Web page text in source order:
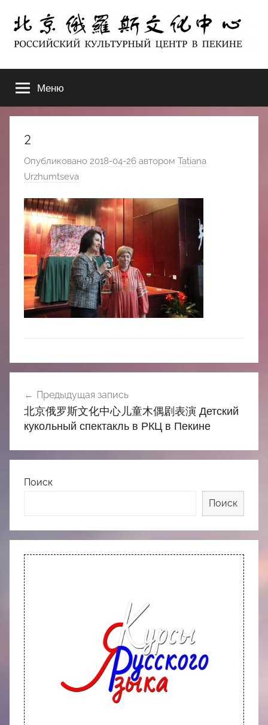
содержимому
北
京
俄
罗
斯
文
化
中
心
ЦЕНТР
В
ПЕКИНЕ
Меню
2
Опубликовано 2018-04-26 автором Tatiana
Urzhumtseva
по
записям
Предыдущая запись
北京俄罗斯文化中心儿童木偶剧表演 Детский
кукольный спектакль в РКЦ в Пекине
Поиск
Поиск